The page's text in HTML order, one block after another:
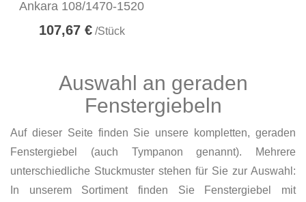
Ankara 108/1470-1520
107,67 €/Stück
Auswahl an geraden
Fenstergiebeln
Auf dieser Seite finden Sie unsere kompletten, geraden
Fenstergiebel (auch Tympanon genannt). Mehrere
unterschiedliche Stuckmuster stehen für Sie zur Auswahl:
In unserem Sortiment finden Sie Fenstergiebel mit